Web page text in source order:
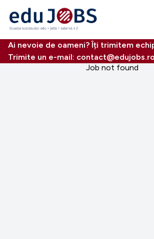
Ai nevoie de oameni? Îți trimitem
Trimite un e-mail: contact@edujobs.ro
Job not found